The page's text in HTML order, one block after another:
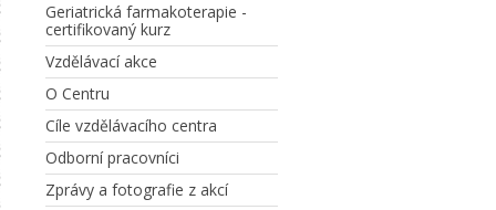
Geriatrická farmakoterapie -
certifikovaný kurz
Vzdělávací akce
O Centru
Cíle vzdělávacího centra
Odborní pracovníci
Zprávy a fotografie z akcí